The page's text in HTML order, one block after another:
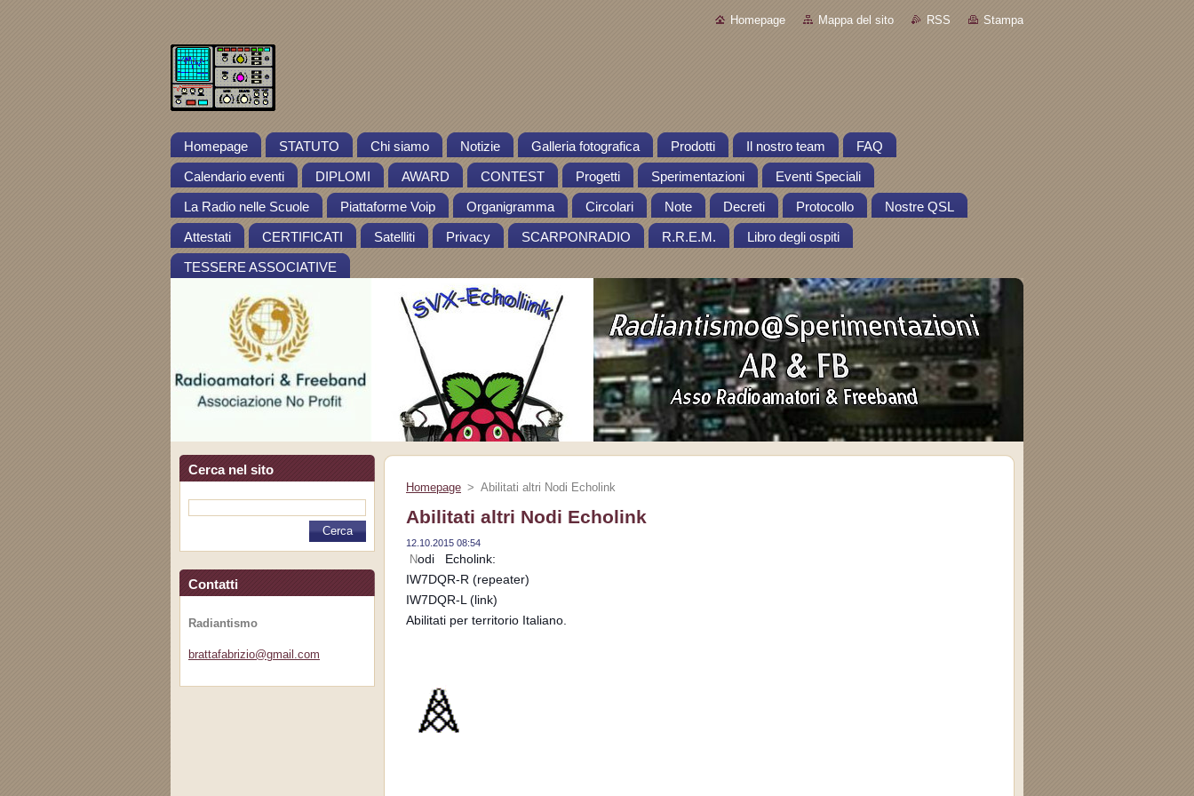
Homepage Mappa del sito RSS Stampa
Homepage STATUTO Chi siamo Notizie Galleria fotografica Prodotti Il nostro team FAQ
Calendario eventi DIPLOMI AWARD CONTEST Progetti Sperimentazioni Eventi Speciali
La Radio nelle Scuole Piattaforme Voip Organigramma Circolari Note Decreti Protocollo Nostre QSL
Attestati CERTIFICATI Satelliti Privacy SCARPONRADIO R.R.E.M. Libro degli ospiti
TESSERE ASSOCIATIVE
Cerca nel sito
Contatti
Radiantismo
brattafabrizio@gmail.com
Homepage > Abilitati altri Nodi Echolink
Abilitati altri Nodi Echolink
12.10.2015 08:54
Nodi Echolink:
IW7DQR-R (repeater)
IW7DQR-L (link)
Abilitati per territorio Italiano.